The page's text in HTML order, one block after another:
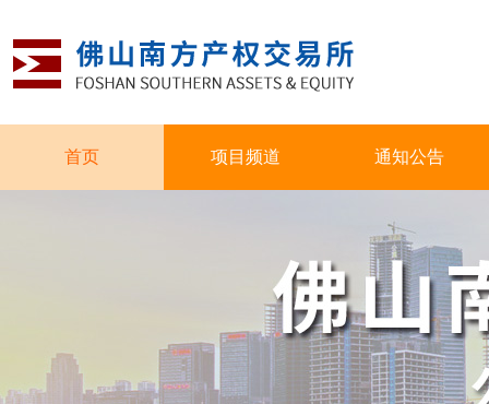
首页 项目频道 通知公告